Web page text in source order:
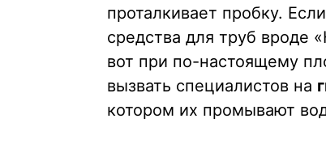
проталкивает пробку.
средства для труб вроде
вот при по-настоящему
вызвать специалистов на
котором их промывают